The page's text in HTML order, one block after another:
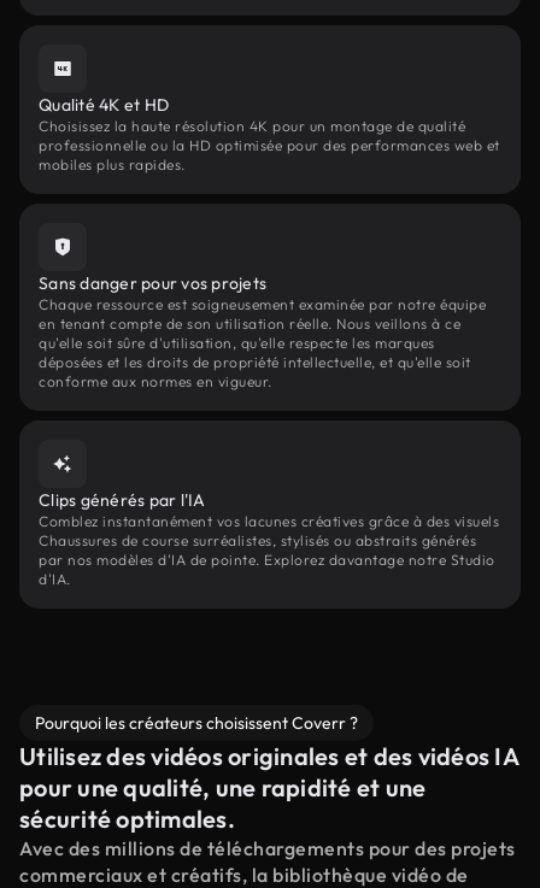
Qualité 4K et HD
Choisissez la haute résolution 4K pour un montage de qualité
professionnelle ou la HD optimisée pour des performances web et
mobiles plus rapides.
Sans danger pour vos projets
Chaque ressource est soigneusement examinée par notre équipe
en tenant compte de son utilisation réelle. Nous veillons à ce
qu'elle soit sûre d'utilisation, qu'elle respecte les marques
déposées et les droits de propriété intellectuelle, et qu'elle soit
conforme aux normes en vigueur.
Clips générés par l'IA
Comblez instantanément vos lacunes créatives grâce à des visuels
Chaussures de course surréalistes, stylisés ou abstraits générés
par nos modèles d'IA de pointe. Explorez davantage notre Studio
d'IA.
Pourquoi les créateurs choisissent Coverr ?
Utilisez des vidéos originales et des vidéos IA
pour une qualité, une rapidité et une
sécurité optimales.
Avec des millions de téléchargements pour des projets
commerciaux et créatifs, la bibliothèque vidéo de